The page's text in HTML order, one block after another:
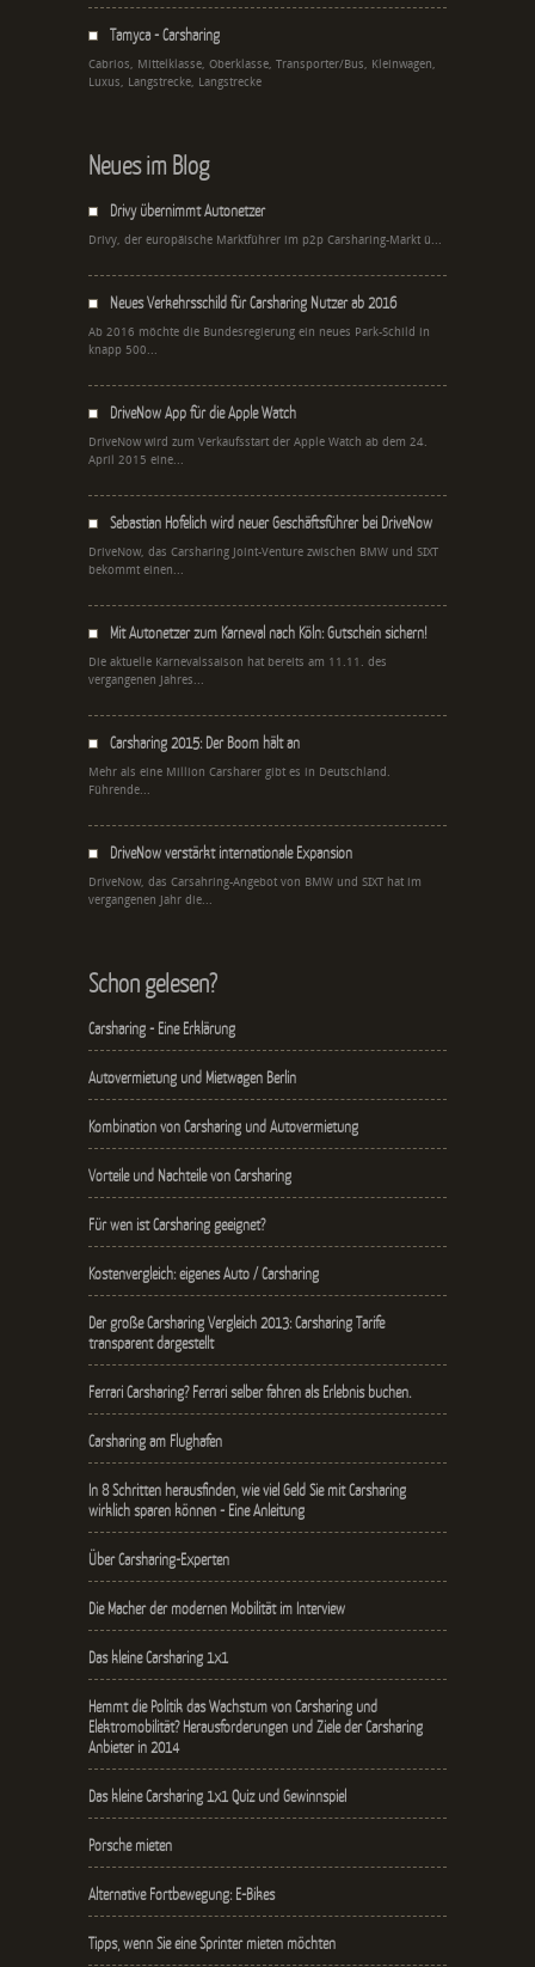
Tamyca - Carsharing
Cabrios, Mittelklasse, Oberklasse, Transporter/Bus, Kleinwagen,
Luxus, Langstrecke, Langstrecke
Neues im Blog
Drivy übernimmt Autonetzer
Drivy, der europäische Marktführer im p2p Carsharing-Markt ü...
Neues Verkehrsschild für Carsharing Nutzer ab 2016
Ab 2016 möchte die Bundesregierung ein neues Park-Schild in
knapp 500...
DriveNow App für die Apple Watch
DriveNow wird zum Verkaufsstart der Apple Watch ab dem 24.
April 2015 eine...
Sebastian Hofelich wird neuer Geschäftsführer bei DriveNow
DriveNow, das Carsharing Joint-Venture zwischen BMW und SIXT
bekommt einen...
Mit Autonetzer zum Karneval nach Köln: Gutschein sichern!
Die aktuelle Karnevalssaison hat bereits am 11.11. des
vergangenen Jahres...
Carsharing 2015: Der Boom hält an
Mehr als eine Million Carsharer gibt es in Deutschland.
Führende...
DriveNow verstärkt internationale Expansion
DriveNow, das Carsahring-Angebot von BMW und SIXT hat im
vergangenen Jahr die...
Schon gelesen?
Carsharing - Eine Erklärung
Autovermietung und Mietwagen Berlin
Kombination von Carsharing und Autovermietung
Vorteile und Nachteile von Carsharing
Für wen ist Carsharing geeignet?
Kostenvergleich: eigenes Auto / Carsharing
Der große Carsharing Vergleich 2013: Carsharing Tarife
transparent dargestellt
Ferrari Carsharing? Ferrari selber fahren als Erlebnis buchen.
Carsharing am Flughafen
In 8 Schritten herausfinden, wie viel Geld Sie mit Carsharing
wirklich sparen können - Eine Anleitung
Über Carsharing-Experten
Die Macher der modernen Mobilität im Interview
Das kleine Carsharing 1x1
Hemmt die Politik das Wachstum von Carsharing und
Elektromobilität? Herausforderungen und Ziele der Carsharing
Anbieter in 2014
Das kleine Carsharing 1x1 Quiz und Gewinnspiel
Porsche mieten
Alternative Fortbewegung: E-Bikes
Tipps, wenn Sie eine Sprinter mieten möchten